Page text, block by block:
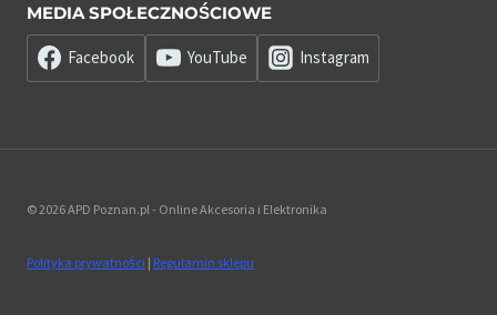
MEDIA SPOŁECZNOŚCIOWE
Facebook YouTube Instagram
© 2026 APD Poznan.pl - Online Akcesoria i Elektronika
Polityka prywatności | Regulamin sklepu